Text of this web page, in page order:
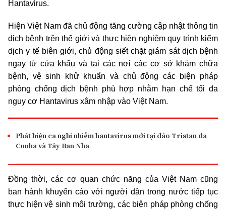
Hantavirus.
Hiện Việt Nam đã chủ động tăng cường cập nhật thông tin
dịch bệnh trên thế giới và thực hiện nghiêm quy trình kiểm
dịch y tế biên giới, chủ động siết chặt giám sát dịch bệnh
ngay từ cửa khẩu và tại các nơi các cơ sở khám chữa
bệnh, vệ sinh khử khuẩn và chủ động các biện pháp
phòng chống dịch bệnh phù hợp nhằm hạn chế tối đa
nguy cơ Hantavirus xâm nhập vào Việt Nam.
Phát hiện ca nghi nhiễm hantavirus mới tại đảo Tristan da
Cunha và Tây Ban Nha
Đồng thời, các cơ quan chức năng của Việt Nam cũng
ban hành khuyến cáo với người dân trong nước tiếp tục
thực hiện vệ sinh môi trường, các biện pháp phòng chống